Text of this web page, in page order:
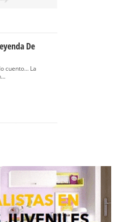
De
cuento… La